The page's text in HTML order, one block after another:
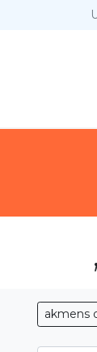
akmens